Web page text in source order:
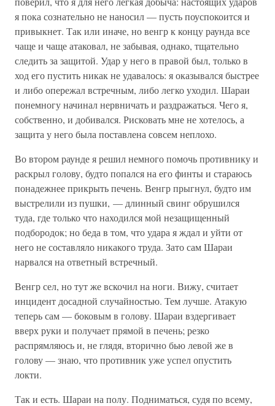
я пока сознательно не наносил — пусть поуспокоится и
привыкнет. Так или иначе, но венгр к концу раунда все
чаще и чаще атаковал, не забывая, однако, тщательно
следить за защитой. Удар у него в правой был, только в
ход его пустить никак не удавалось: я оказывался быстрее
и либо опережал встречным, либо легко уходил. Шараи
понемногу начинал нервничать и раздражаться. Чего я,
собственно, и добивался. Рисковать мне не хотелось, а
защита у него была поставлена совсем неплохо.
Во втором раунде я решил немного помочь противнику и
раскрыл голову, будто попался на его финты и стараюсь
понадежнее прикрыть печень. Венгр прыгнул, будто им
выстрелили из пушки, — длинный свинг обрушился
туда, где только что находился мой незащищенный
подбородок; но беда в том, что удара я ждал и уйти от
него не составляло никакого труда. Зато сам Шараи
нарвался на ответный встречный.
Венгр сел, но тут же вскочил на ноги. Вижу, считает
инцидент досадной случайностью. Тем лучше. Атакую
теперь сам — боковым в голову. Шараи вздергивает
вверх руки и получает прямой в печень; резко
распрямляюсь и, не глядя, вторично бью левой же в
голову — знаю, что противник уже успел опустить
локти.
Так и есть. Шараи на полу. Подниматься, судя по всему,